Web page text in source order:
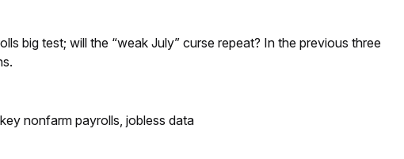
big test; will the “weak July” curse repeat? In the previous three
nonfarm payrolls, jobless data